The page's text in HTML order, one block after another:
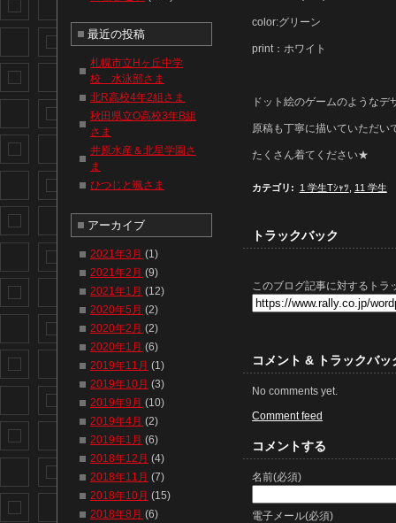
color:グリーン
print：ホワイト
ドット絵のゲームのようなデ
原稿も丁寧に描いていただい
たくさん着てください★
カテゴリ : 1 学生Tｼｬﾂ 11 学生
トラックバック
このブログ記事に対するトラ
コメント & トラックバッ
No comments yet.
Comment feed
コメントする
名前(必須)
電子メール(必須)
最近の投稿
札幌市立Hヶ丘中学
校 水泳部さま
北R高校4年2組さま
秋田県立O高校3年B組
さま
井原水産＆北星学園さ
ま
ひつじと颯さま
アーカイブ
2021年3月 (1)
2021年2月 (9)
2021年1月 (12)
2020年5月 (2)
2020年2月 (2)
2020年1月 (6)
2019年11月 (1)
2019年10月 (3)
2019年9月 (10)
2019年4月 (2)
2019年1月 (6)
2018年12月 (4)
2018年11月 (7)
2018年10月 (15)
2018年8月 (6)